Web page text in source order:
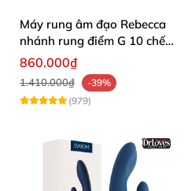
Máy rung âm đạo Rebecca
nhánh rung điểm G 10 chế
độ
860.000₫
1.410.000₫
-39%
(979)